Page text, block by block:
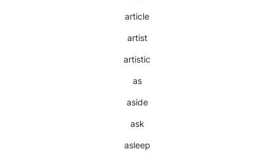
article
artist
artistic
as
aside
ask
asleep